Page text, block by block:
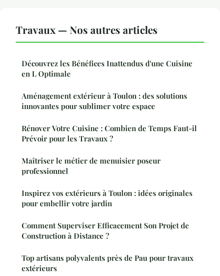
Travaux — Nos autres articles
Découvrez les Bénéfices Inattendus d'une Cuisine
en L Optimale
Aménagement extérieur à Toulon : des solutions
innovantes pour sublimer votre espace
Rénover Votre Cuisine : Combien de Temps Faut-il
Prévoir pour les Travaux ?
Maîtriser le métier de menuisier poseur
professionnel
Inspirez vos extérieurs à Toulon : idées originales
pour embellir votre jardin
Comment Superviser Efficacement Son Projet de
Construction à Distance ?
Top artisans polyvalents près de Pau pour travaux
extérieurs